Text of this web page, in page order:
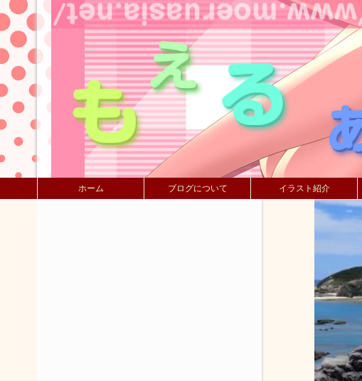
ホーム ブログについて イラスト紹介